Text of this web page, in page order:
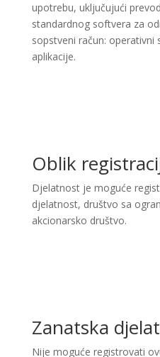
upotrebu, uključujući
standardnog softvera za
sopstveni račun: operativni
aplikacije.
Oblik
Djelatnost je moguće
djelatnost, društvo sa
akcionarsko društvo.
Zanatska
Nije moguće registrovati